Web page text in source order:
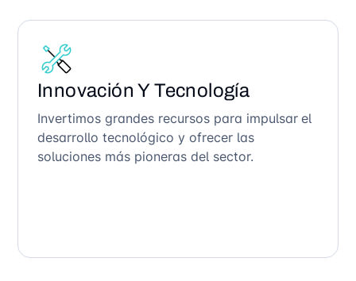
Innovación Y Tecnología
Invertimos grandes recursos para impulsar el
desarrollo tecnológico y ofrecer las
soluciones más pioneras del sector.